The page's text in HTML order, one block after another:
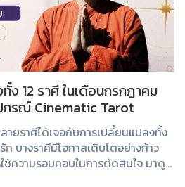
12 ราศี ในเดือนกรกฎาคม
กรณ์ Cinematic Tarot
ยราศีได้เจอกับการเปลี่ยนแปลงทั้ง
ก บางราศีมีโอกาสเติบโตอย่างก้าว
ช้ความรอบคอบในการตัดสินใจ มาดู